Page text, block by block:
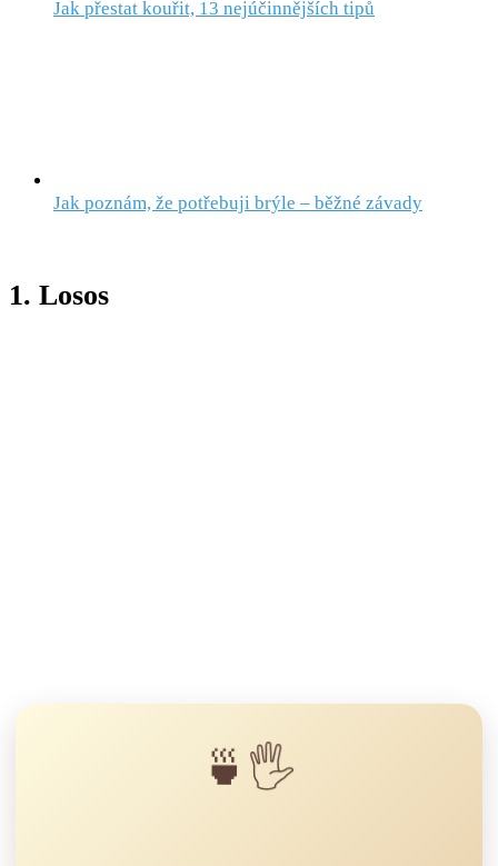
Jak přestat kouřit, 13 nejúčinnějších tipů
Jak poznám, že potřebuji brýle – běžné závady
1. Losos
🍵🖐️